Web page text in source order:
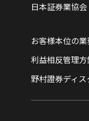
日本証券業協会
お客様本位の
利益相反管理
野村證券ディ